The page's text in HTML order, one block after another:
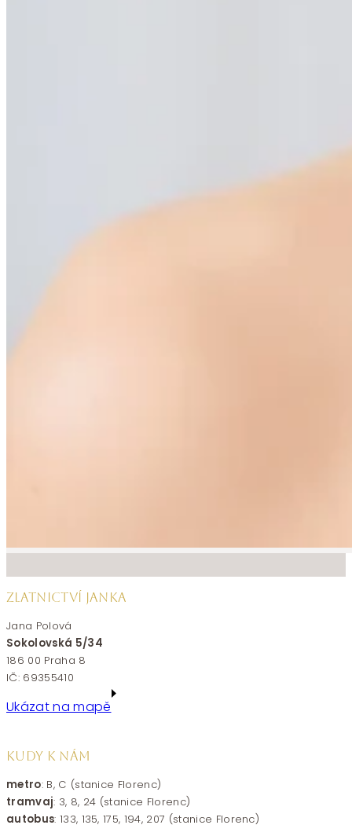
ZLATNICTVÍ JANKA
Jana Polová
Sokolovská 5/34
186 00 Praha 8
IČ: 69355410
Ukázat na mapě
KUDY K NÁM
metro: B, C (stanice Florenc)
tramvaj: 3, 8, 24 (stanice Florenc)
autobus: 133, 135, 175, 194, 207 (stanice Florenc)